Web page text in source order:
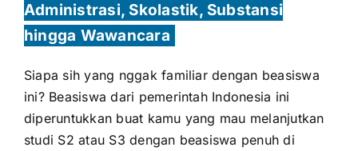
Administrasi, Skolastik, Substansi
hingga Wawancara
Siapa sih yang nggak familiar dengan beasiswa
ini? Beasiswa dari pemerintah Indonesia ini
diperuntukkan buat kamu yang mau melanjutkan
studi S2 atau S3 dengan beasiswa penuh di